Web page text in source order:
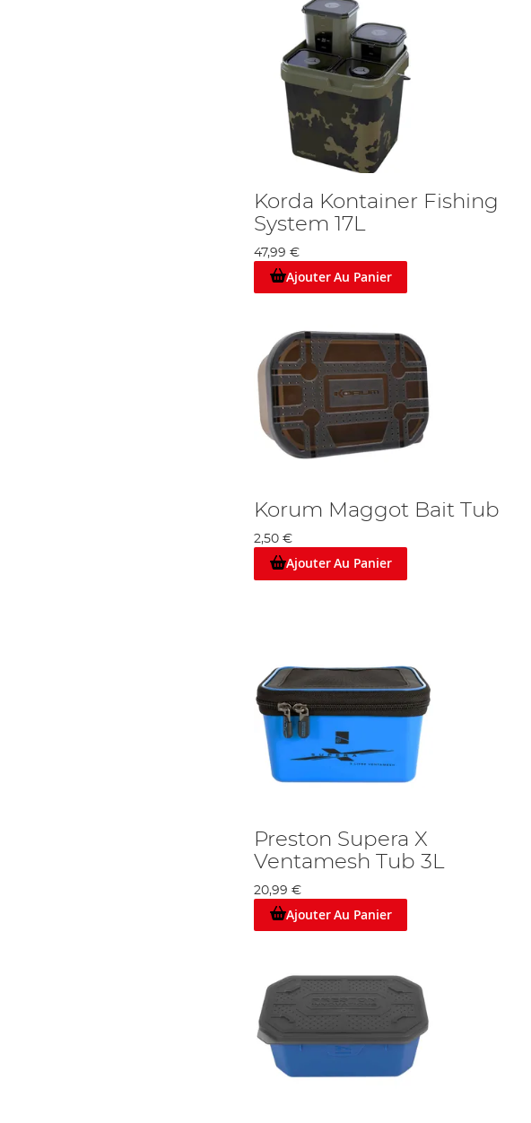
le produit pour vous. Beaucoup de nos boîtes sont appropriées au congélateur, alors
votre appât vivant et frais, et nos fournisseurs savent cela, alors ils fabriquant
Combien de fois que vous avez retiré votre appât à la berge, mais vous l’avez déjà mis à
pouvez gâcher beaucoup d’appât de qualité de cette façon, mais si vous avez un bon
boîtes d’appât avec des étiquettes claires, alors vous pouvez personnaliser vos boîtes.
Bref, que vous soyez un carpiste qui aime ranger vos appâts, ou un pêcheur
toujours ravi de répondre à vos questions sur les boîtes de pêche, ou n’importe quel
Korda Kontainer Fishing
System 17L
47,99 €
Ajouter Au Panier
Korum Maggot Bait Tub
2,50 €
Ajouter Au Panier
Preston Supera X
Ventamesh Tub 3L
20,99 €
Ajouter Au Panier